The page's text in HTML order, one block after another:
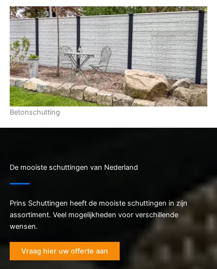
Betonschutting
De mooiste schuttingen van Nederland
Prins Schuttingen heeft de mooiste schuttingen in zijn
assortiment. Veel mogelijkheden voor verschillende
wensen.
Vraag hier uw offerte aan